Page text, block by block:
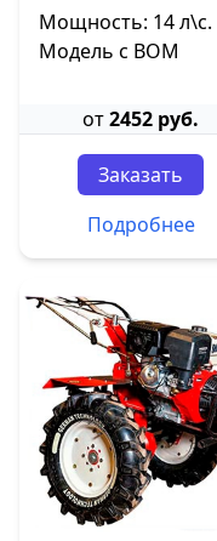
Мощность: 14 л\с.
Модель с ВОМ
от2452 руб.
Заказать
Подробнее